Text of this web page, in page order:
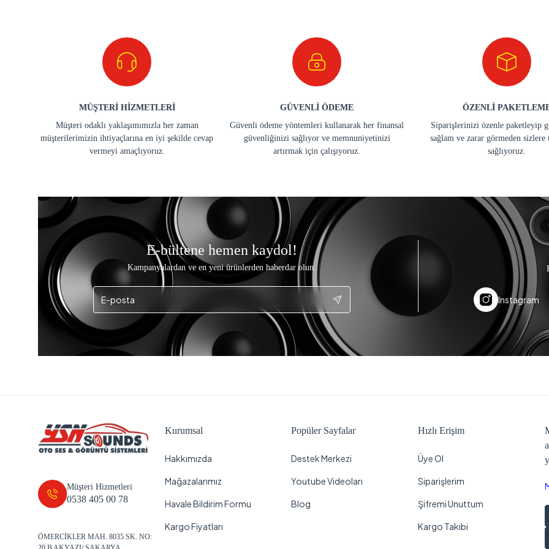
MÜŞTERİ HİZMETLERİ
Müşteri odaklı yaklaşımımızla her zaman
müşterilerimizin ihtiyaçlarına en iyi şekilde cevap
vermeyi amaçlıyoruz.
GÜVENLİ ÖDEME
Güvenli ödeme yöntemleri kullanarak her finansal
güvenliğinizi sağlıyor ve memnuniyetinizi
artırmak için çalışıyoruz.
ÖZENLİ
Siparişlerinizi özenle paketleyip
sağlam ve zarar görmeden sizlere
sağlıyoruz.
E-bültene hemen kaydol!
Kampanyalardan ve en yeni ürünlerden haberdar olun.
Instagram
Müşteri Hizmetleri
0538 405 00 78
ÖMERCİKLER MAH. 8035 SK. NO:
Kurumsal
Hakkımızda
Mağazalarımız
Havale Bildirim Formu
Kargo Fiyatları
Popüler Sayfalar
Destek Merkezi
Youtube Videoları
Blog
Hızlı Erişim
Üye Ol
Siparişlerim
Şifremi Unuttum
Kargo Takibi